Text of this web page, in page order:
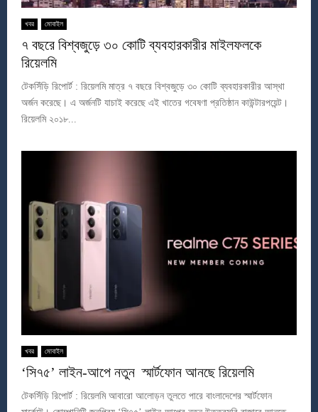
খবর মোবাইল
৭ বছরে বিশ্বজুড়ে ৩০ কোটি ব্যবহারকারীর মাইলফলকে
রিয়েলমি
টেকসিঁড়ি রিপোর্ট : রিয়েলমি মাত্র ৭ বছরে বিশ্বজুড়ে ৩০ কোটি ব্যবহারকারীর আস্থা
অর্জন করেছে। এ অর্জনটি যাচাই করেছে এই খাতের গবেষণা প্রতিষ্ঠান কাউন্টারপয়েন্ট।
রিয়েলমি ২০১৮...
খবর মোবাইল
‘সি৭৫’ লাইন-আপে নতুন স্মার্টফোন আনছে রিয়েলমি
টেকসিঁড়ি রিপোর্ট : রিয়েলমি আবারো আলোড়ন তুলতে পারে বাংলাদেশের স্মার্টফোন